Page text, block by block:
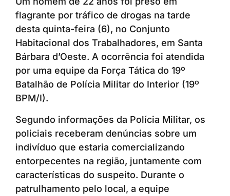
flagrante por tráfico de drogas na tarde
desta quinta-feira (6), no Conjunto
Habitacional dos Trabalhadores, em Santa
Bárbara d’Oeste. A ocorrência foi atendida
por uma equipe da Força Tática do 19º
Batalhão de Polícia Militar do Interior (19º
BPM/I).
Segundo informações da Polícia Militar, os
policiais receberam denúncias sobre um
indivíduo que estaria comercializando
entorpecentes na região, juntamente com
características do suspeito. Durante o
patrulhamento pelo local, a equipe